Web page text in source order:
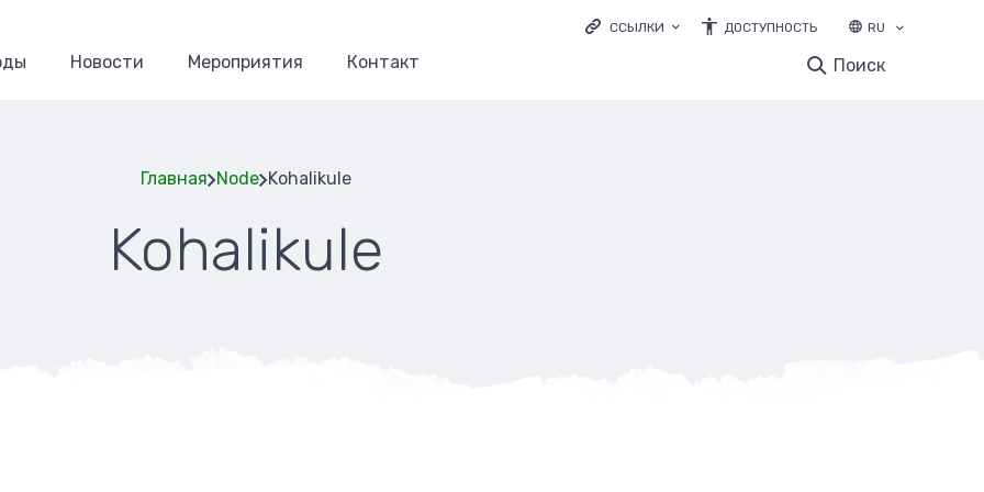
ССЫЛКИ
ДОСТУПНОСТЬ RU
Новости Мероприятия Контакт Поиск
Строка
Главная Node Kohalikule
Kohalikule